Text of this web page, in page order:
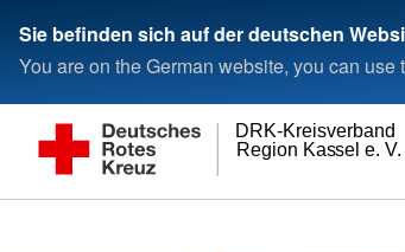
Sie befinden sich auf der deutschen
You are on the German website, you can
Region Kassel e. V.
DRK-Kreisverband